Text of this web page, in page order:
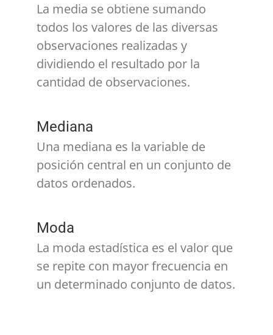
La media se obtiene sumando
todos los valores de las diversas
observaciones realizadas y
dividiendo el resultado por la
cantidad de observaciones.
Mediana
Una mediana es la variable de
posición central en un conjunto de
datos ordenados.
Moda
La moda estadística es el valor que
se repite con mayor frecuencia en
un determinado conjunto de datos.